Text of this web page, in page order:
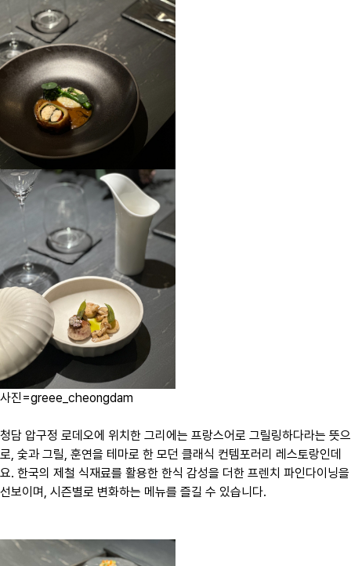
사진=greee_cheongdam
청담 압구정 로데오에 위치한 그리에는 프랑스어로 그릴링하다라는 뜻으
로, 숯과 그릴, 훈연을 테마로 한 모던 클래식 컨템포러리 레스토랑인데
요. 한국의 제철 식재료를 활용한 한식 감성을 더한 프렌치 파인다이닝을
선보이며, 시즌별로 변화하는 메뉴를 즐길 수 있습니다.